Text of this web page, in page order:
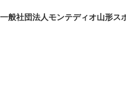
一般社団法人モンテディオ山形ス